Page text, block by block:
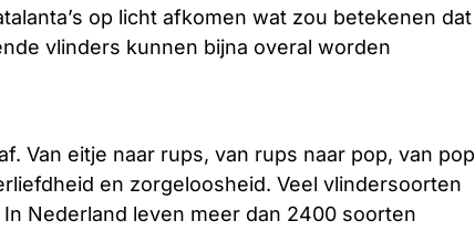
op licht afkomen wat zou betekenen dat
vlinders kunnen bijna overal worden
Van eitje naar rups, van rups naar pop, van pop
en zorgeloosheid. Veel vlindersoorten
Nederland leven meer dan 2400 soorten